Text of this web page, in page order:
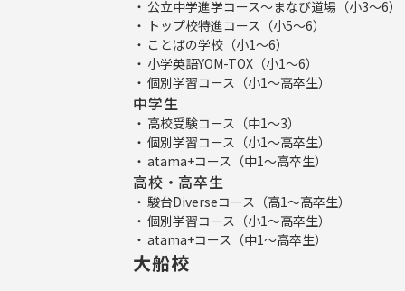
公立中学進学コース～まなび道場（小3～6）
トップ校特進コース（小5～6）
ことばの学校（小1～6）
小学英語YOM-TOX（小1～6）
個別学習コース（小1～高卒生）
中学生
高校受験コース（中1～3）
個別学習コース（小1～高卒生）
atama+コース（中1～高卒生）
高校・高卒生
駿台Diverseコース（高1～高卒生）
個別学習コース（小1～高卒生）
atama+コース（中1～高卒生）
大船校